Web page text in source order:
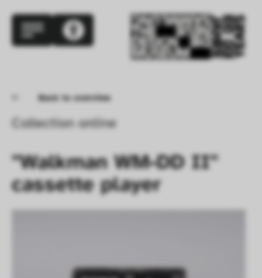
Back to overview
Collection online
"Walkman WM-DD II"
cassette player